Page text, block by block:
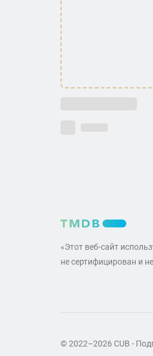
«Этот веб-сайт
не сертифицирован и
© 2022–2026 CUB -